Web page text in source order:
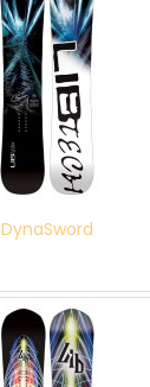
DynaSword